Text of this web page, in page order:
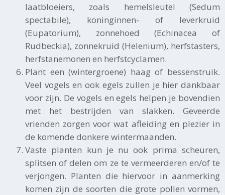
laatbloeiers, zoals hemelsleutel (Sedum
spectabile), koninginnen- of leverkruid
(Eupatorium), zonnehoed (Echinacea of
Rudbeckia), zonnekruid (Helenium), herfstasters,
herfstanemonen en herfstcyclamen.
Plant een (wintergroene) haag of bessenstruik.
Veel vogels en ook egels zullen je hier dankbaar
voor zijn. De vogels en egels helpen je bovendien
met het bestrijden van slakken. Geveerde
vrienden zorgen voor wat afleiding en plezier in
de komende donkere wintermaanden.
Vaste planten kun je nu ook prima scheuren,
splitsen of delen om ze te vermeerderen en/of te
verjongen. Planten die hiervoor in aanmerking
komen zijn de soorten die grote pollen vormen,